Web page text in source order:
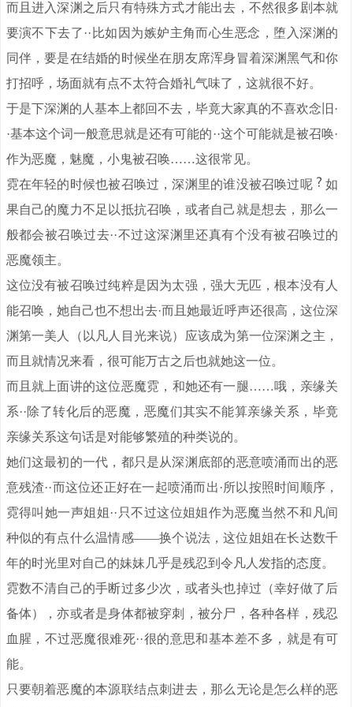
而且进入深渊之后只有特殊方式才能出去，不然很多剧本就
要演不下去了··比如因为嫉妒主角而心生恶念，堕入深渊的
同伴，要是在结婚的时候坐在朋友席浑身冒着深渊黑气和你
打招呼，场面就有点不太符合婚礼气味了，这就很不好。
于是下深渊的人基本上都回不去，毕竟大家真的不喜欢念旧·
·基本这个词一般意思就是还有可能的··这个可能就是被召唤·
作为恶魔，魅魔，小鬼被召唤……这很常见。
霓在年轻的时候也被召唤过，深渊里的谁没被召唤过呢
如
果自己的魔力不足以抵抗召唤，或者自己就是想去，那么一
般都会被召唤过去··不过这深渊里还真有个没有被召唤过的
恶魔领主。
这位没有被召唤过纯粹是因为太强，强大无匹，根本没有人
能召唤，她自己也不想出去·而且她最近呼声还很高，这位深
渊第一美人（以凡人目光来说）应该成为第一位深渊之主，
而且就情况来看，很可能万古之后也就她这一位。
而且就上面讲的这位恶魔霓，和她还有一腿……哦，亲缘关
系··除了转化后的恶魔，恶魔们其实不能算亲缘关系，毕竟
亲缘关系这句话是对能够繁殖的种类说的。
她们这最初的一代，都只是从深渊底部的恶意喷涌而出的恶
意残渣··而这位还正好在一起喷涌而出·所以按照时间顺序，
霓得叫她一声姐姐··只不过这位姐姐作为恶魔当然不和凡间
种似的有点什么温情感——换个说法，这位姐姐在长达数千
年的时光里对自己的妹妹几乎是残忍到令凡人发指的态度。
霓数不清自己的手断过多少次，或者头也掉过（幸好做了后
备体），亦或者是身体都被穿刺，被分尸，各种各样，残忍
血腥，不过恶魔很难死··很的意思和基本差不多，就是有可
能。
只要朝着恶魔的本源联结点刺进去，那么无论是怎么样的恶